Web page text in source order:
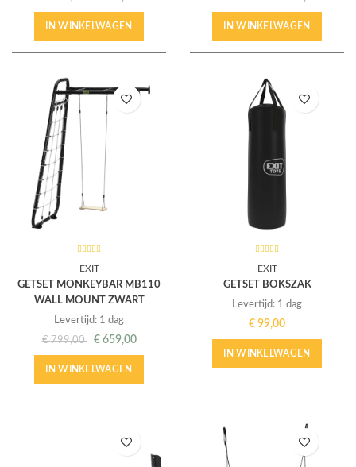
IN WINKELWAGEN IN WINKELWAGEN
EXIT
GETSET MONKEYBAR MB110
WALL MOUNT ZWART
Levertijd: 1 dag
€799,00 € 659,00
IN WINKELWAGEN
EXIT
GETSET BOKSZAK
Levertijd: 1 dag
€ 99,00
IN WINKELWAGEN